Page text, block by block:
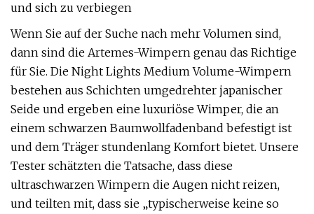
und sich zu verbiegen
Wenn Sie auf der Suche nach mehr Volumen sind,
dann sind die Artemes-Wimpern genau das Richtige
für Sie. Die Night Lights Medium Volume-Wimpern
bestehen aus Schichten umgedrehter japanischer
Seide und ergeben eine luxuriöse Wimper, die an
einem schwarzen Baumwollfadenband befestigt ist
und dem Träger stundenlang Komfort bietet. Unsere
Tester schätzten die Tatsache, dass diese
ultraschwarzen Wimpern die Augen nicht reizen,
und teilten mit, dass sie „typischerweise keine so